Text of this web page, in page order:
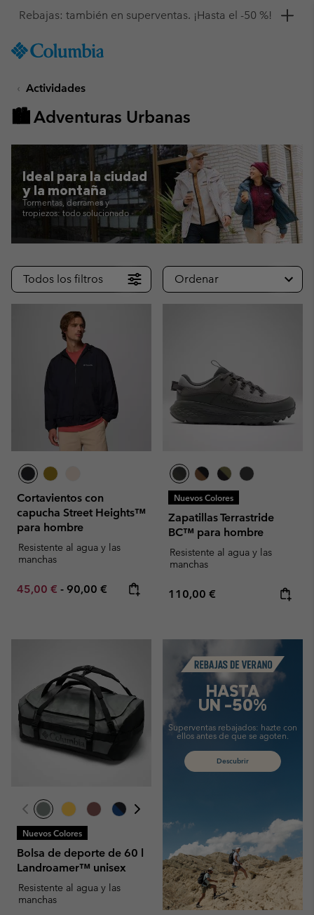
TO
SKIP
MAIN
TO
SEARCH
Consigue un 10 % de descuento
Actividades
🏙 Adventuras Urbanas
Ideal para la ciudad
y la montaña
Tormentas, derrames y
tropiezos: todo solucionado
Todos los filtros Ordenar
Cortavientos con
capucha Street Heights™
para hombre
Resistente al agua y las
manchas
Minimum sale price:
45,00 € - Maximum price:
90,00 €
Nuevos Colores
Zapatillas Terrastride
BC™ para hombre
Resistente al agua y las
manchas
Regular price:
110,00 €
Nuevos Colores
Bolsa de deporte de 60 l
Landroamer™ unisex
Resistente al agua y las
manchas
Summer Sale
HASTA
UN -50%
Superventas rebajados: hazte con
ellos antes de que se agoten.
Descubrir